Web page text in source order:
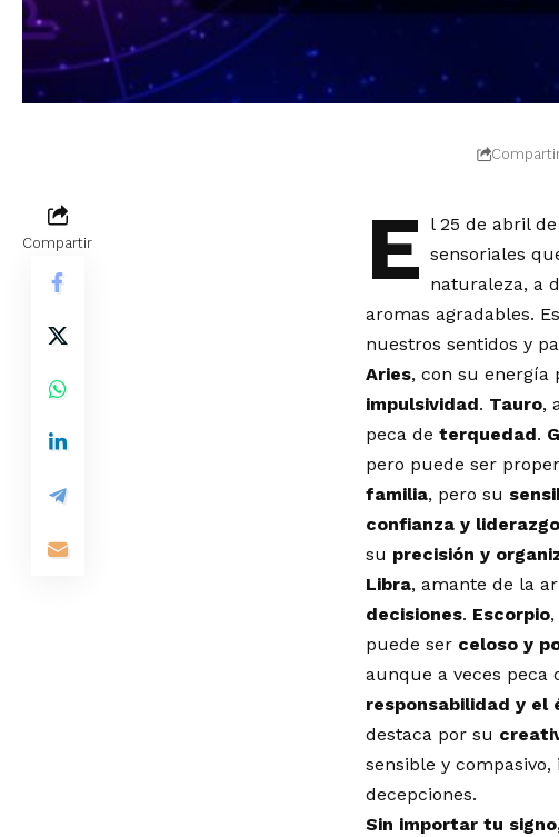
Compartir E l 25 de abril
sensoriales
naturaleza, a
aromas agradables.
nuestros sentidos y
Aries, con su energía
impulsividad. Tauro,
peca de terquedad.
pero puede ser
familia, pero su
confianza y liderazgo
su precisión y
Libra, amante de la
decisiones. Escorpio,
puede ser celoso y
aunque a veces peca
responsabilidad y el
destaca por su
sensible y compasivo,
decepciones.
Sin importar tu